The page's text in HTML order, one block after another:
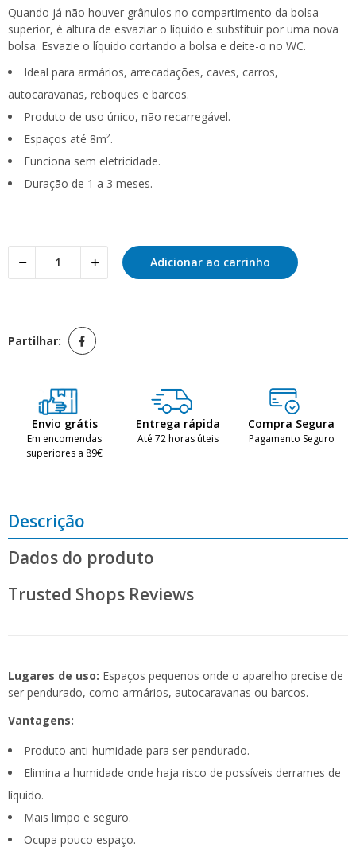
Quando já não houver grânulos no compartimento da bolsa
superior, é altura de esvaziar o líquido e substituir por uma nova
bolsa. Esvazie o líquido cortando a bolsa e deite-o no WC.
Ideal para armários, arrecadações, caves, carros,
autocaravanas, reboques e barcos.
Produto de uso único, não recarregável.
Espaços até 8m².
Funciona sem eletricidade.
Duração de 1 a 3 meses.
Adicionar ao carrinho
Envio grátis
Em encomendas
superiores a 89€
Entrega rápida
Até 72 horas úteis
Compra Segura
Pagamento Seguro
Partilhar:
Descrição
Dados do produto
Trusted Shops Reviews
Lugares de uso: Espaços pequenos onde o aparelho precise de
ser pendurado, como armários, autocaravanas ou barcos.
Vantagens:
Produto anti-humidade para ser pendurado.
Elimina a humidade onde haja risco de possíveis derrames de
líquido.
Mais limpo e seguro.
Ocupa pouco espaço.